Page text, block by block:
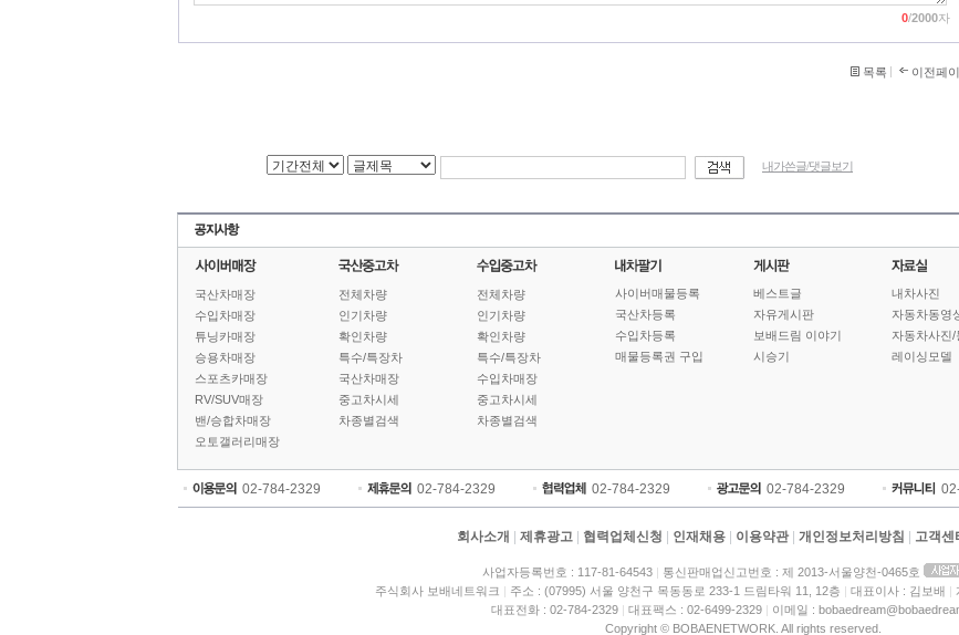
0/2000자
목록 이전페
내가쓴글/댓글보기
국산차매장
수입차매장
튜닝카매장
승용차매장
스포츠카매장
RV/SUV매장
밴/승합차매장
오토갤러리매장
전체차량
인기차량
확인차량
특수/특장차
국산차매장
중고차시세
차종별검색
전체차량
인기차량
확인차량
특수/특장차
수입차매장
중고차시세
차종별검색
사이버매물등록
국산차등록
수입차등록
매물등록권 구입
베스트글
자유게시판
보배드림 이야기
시승기
내차사진
자동차동영
자동차사진/
레이싱모델
02-784-2329 02-784-2329 02-784-2329 02-784-2329
회사소개 제휴광고 협력업체신청 인재채용 이용약관 개인정보처리방침 고객센
사업자등록번호 : 117-81-64543 | 통신판매업신고번호 : 제 2013-서울양천-0465호
주식회사 보배네트워크 | 주소 : (07995) 서울 양천구 목동동로 233-1 드림타워 11, 12층 | 대표이사 : 김보배 |
대표전화 : 02-784-2329 | 대표팩스 : 02-6499-2329 | 이메일 :
Copyright © BOBAENETWORK. All rights reserved.